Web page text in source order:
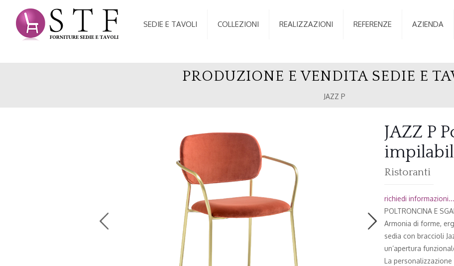
SEDIE E TAVOLI COLLEZIONI REALIZZAZIONI REFERENZE AZIENDA
PRODUZIONE E VENDITA SEDIE E
JAZZ P
JAZZ P
Ristoranti
richiedi informazioni...
POLTRONCINA E
Armonia di forme,
sedia con braccioli
un’apertura
La